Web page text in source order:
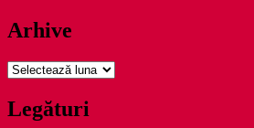
Arhive
Arhive
Legături